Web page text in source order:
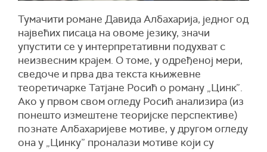
Тумачити романе Давида Албахарија, једног од
највећих писаца на овоме језику, значи
упустити се у интерпретативни подухват с
неизвесним крајем. О томе, у одређеној мери,
сведоче и прва два текста књижeвне
теоретичарке Татјане Росић о роману „Цинк”.
Ако у првом свом огледу Росић анализира (из
понешто измештене теоријске перспективе)
познате Албахаријеве мотиве, у другом огледу
она у „Цинку” проналази мотиве који су